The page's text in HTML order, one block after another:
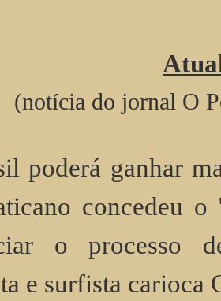
(notícia do jornal O
poderá ganhar
concedeu
o processo
e surfista carioca